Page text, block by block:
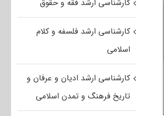
کارشناسی ارشد فقه و حقوق
کارشناسی ارشد فلسفه و کلام
اسلامی
کارشناسی ارشد ادیان و عرفان و
تاریخ فرهنگ و تمدن اسلامی